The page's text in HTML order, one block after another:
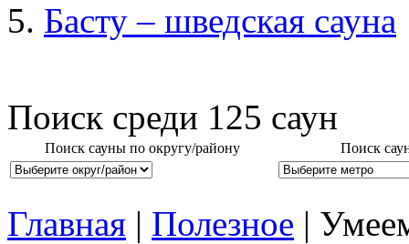
Басту – шведская сауна
Поиск среди 125 саун
Поиск сауны по округу/району Поиск
Главная | Полезное |